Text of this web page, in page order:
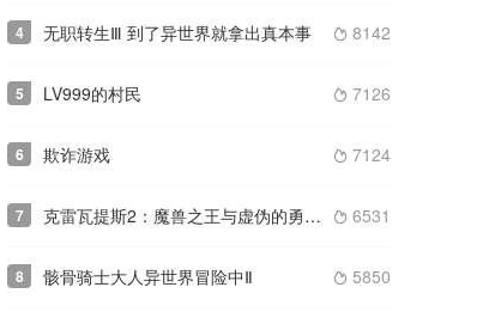
4  8142
无职转生Ⅲ 到了异世界就拿出真本事
5  7126
LV999的村民
6  7124
欺诈游戏
7  6531
克雷瓦提斯2：魔兽之王与虚伪的勇者传承
8  5850
骸骨骑士大人异世界冒险中Ⅱ